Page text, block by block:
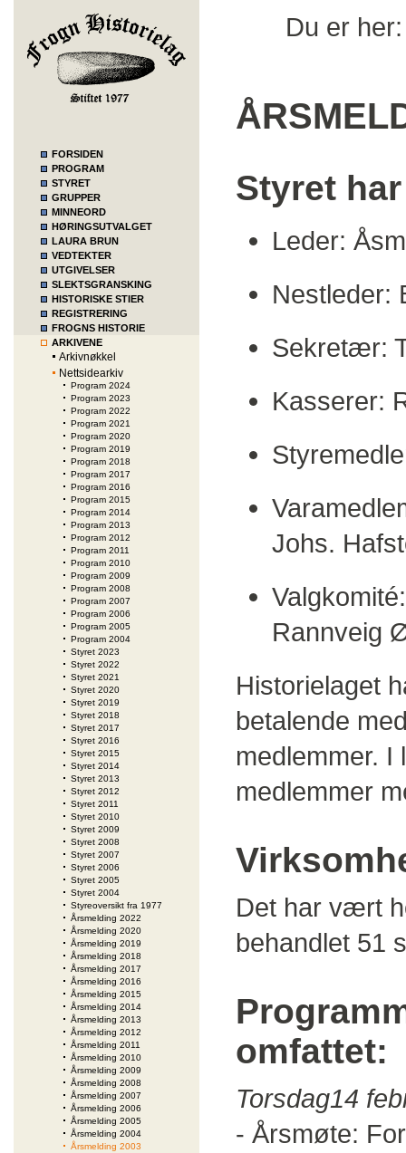
FORSIDEN
PROGRAM
STYRET
GRUPPER
MINNEORD
HØRINGSUTVALGET
LAURA BRUN
VEDTEKTER
UTGIVELSER
SLEKTSGRANSKING
HISTORISKE STIER
REGISTRERING
FROGNS HISTORIE
ARKIVENE
Arkivnøkkel
Nettsidearkiv
Program 2024
Program 2023
Program 2022
Program 2021
Program 2020
Program 2019
Program 2018
Program 2017
Program 2016
Program 2015
Program 2014
Program 2013
Program 2012
Program 2011
Program 2010
Program 2009
Program 2008
Program 2007
Program 2006
Program 2005
Program 2004
Styret 2023
Styret 2022
Styret 2021
Styret 2020
Styret 2019
Styret 2018
Styret 2017
Styret 2016
Styret 2015
Styret 2014
Styret 2013
Styret 2012
Styret 2011
Styret 2010
Styret 2009
Styret 2008
Styret 2007
Styret 2006
Styret 2005
Styret 2004
Styreoversikt fra 1977
Årsmelding 2022
Årsmelding 2020
Årsmelding 2019
Årsmelding 2018
Årsmelding 2017
Årsmelding 2016
Årsmelding 2015
Årsmelding 2014
Årsmelding 2013
Årsmelding 2012
Årsmelding 2011
Årsmelding 2010
Årsmelding 2009
Årsmelding 2008
Årsmelding 2007
Årsmelding 2006
Årsmelding 2005
Årsmelding 2004
Årsmelding 2003
Du er
Styret
Leder:
Nestleder:
Sekretær:
Kasserer:
Johs.
Rannveig
Historielaget
betalende
medlemmer. I
medlemmer
Det har vært
behandlet 51
omfattet:
Torsdag14
- Årsmøte: